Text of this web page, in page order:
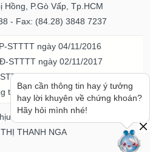
Hồng, P.Gò Vấp, Tp.HCM
- Fax: (84.28) 3848 7237
STTTT ngày 04/11/2016
STTTT ngày 02/11/2017
ICP ngày 20/07/2023
tin và Truyền thông TPHCM
trách nhiệm
THANH NGA
Bạn cần thông tin hay ý tưởng
hay lời khuyên về chứng khoán?
Hãy hỏi mình nhé!